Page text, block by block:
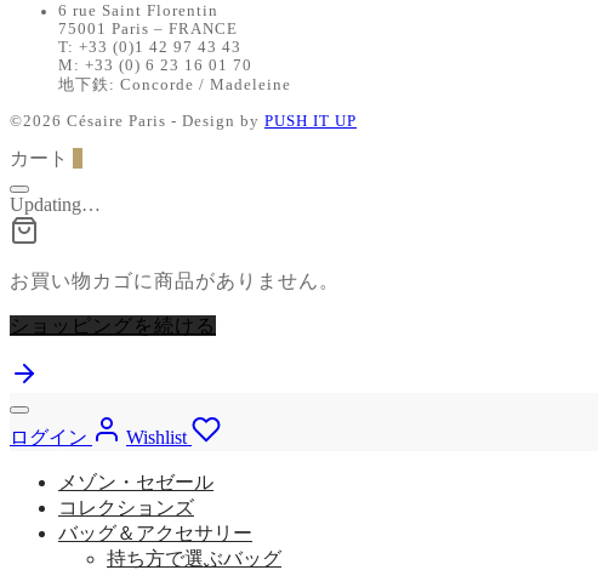
6 rue Saint Florentin
75001 Paris – FRANCE
T: +33 (0)1 42 97 43 43
M: +33 (0) 6 23 16 01 70
地下鉄: Concorde / Madeleine
©2026 Césaire Paris - Design by PUSH IT UP
カート
Updating…
お買い物カゴに商品がありません。
ショッピングを続ける
ログイン Wishlist
メゾン・セゼール
コレクションズ
バッグ＆アクセサリー
持ち方で選ぶバッグ